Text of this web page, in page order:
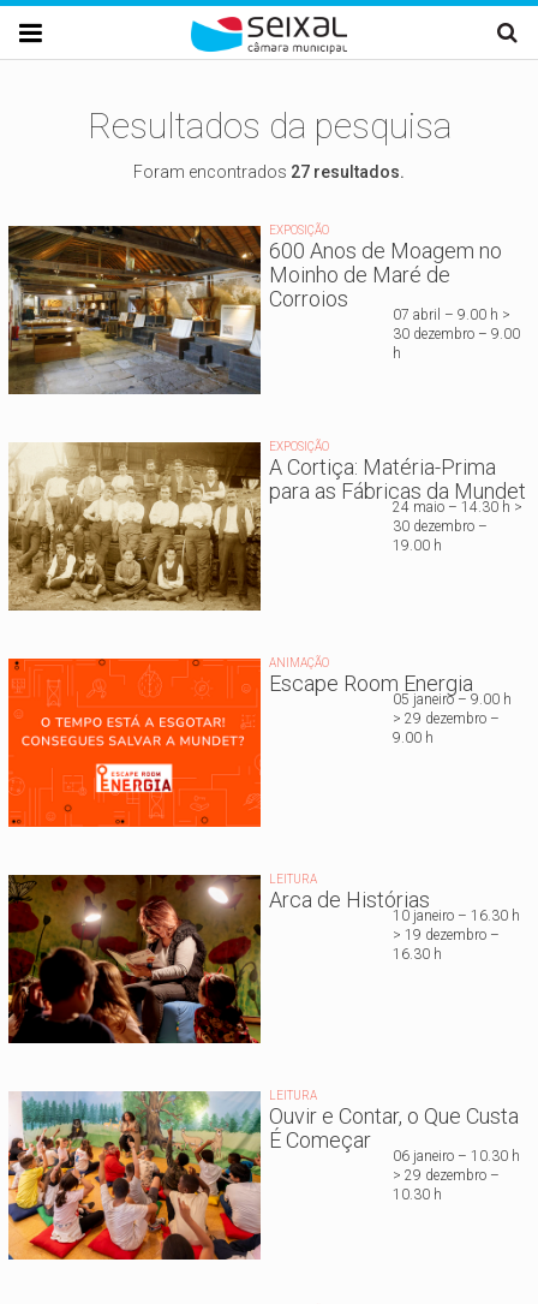
Passar para o conteúdo principal

Resultados da pesquisa
Foram encontrados 27 resultados.
EXPOSIÇÃO
600 Anos de Moagem no
Moinho de Maré de
Corroios
07 abril – 9.00 h >
30 dezembro – 9.00
h
EXPOSIÇÃO
A Cortiça: Matéria-Prima
para as Fábricas da Mundet
24 maio – 14.30 h >
30 dezembro –
19.00 h
ANIMAÇÃO
Escape Room Energia
05 janeiro – 9.00 h
> 29 dezembro –
9.00 h
LEITURA
Arca de Histórias
10 janeiro – 16.30 h
> 19 dezembro –
16.30 h
LEITURA
Ouvir e Contar, o Que Custa
É Começar
06 janeiro – 10.30 h
> 29 dezembro –
10.30 h